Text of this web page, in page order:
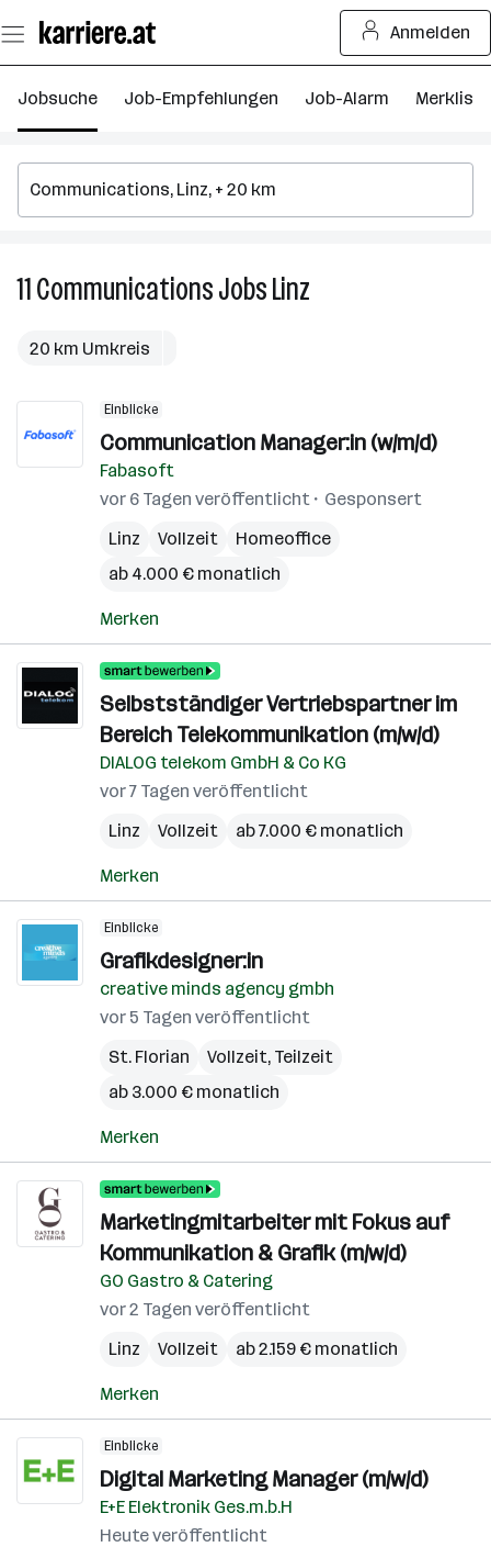
Seiteninhalt
springen
Anmelden
Jobsuche Job-Empfehlungen Job-Alarm Merkliste
11CommunicationsJobsLinz
20 km Umkreis
Einblicke
Communication Manager:in (w/m/d)
Fabasoft
vor 6 Tagen veröffentlicht
Gesponsert
Linz
Vollzeit
Homeoffice
ab 4.000 € monatlich
Merken
Selbstständiger Vertriebspartner im
Bereich Telekommunikation (m/w/d)
DIALOG telekom GmbH & Co KG
vor 7 Tagen veröffentlicht
Linz
Vollzeit ab 7.000 € monatlich
Merken
Einblicke
Grafikdesigner:in
creative minds agency gmbh
vor 5 Tagen veröffentlicht
St. Florian
Vollzeit, Teilzeit
ab 3.000 € monatlich
Merken
Marketingmitarbeiter mit Fokus auf
Kommunikation & Grafik (m/w/d)
GO Gastro & Catering
vor 2 Tagen veröffentlicht
Linz
Vollzeit ab 2.159 € monatlich
Merken
Einblicke
Digital Marketing Manager (m/w/d)
E+E Elektronik Ges.m.b.H
Heute veröffentlicht